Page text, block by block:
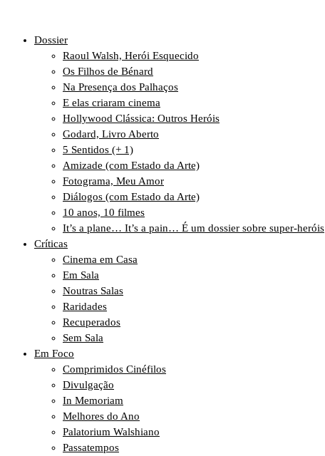
Dossier
Raoul Walsh, Herói Esquecido
Os Filhos de Bénard
Na Presença dos Palhaços
E elas criaram cinema
Hollywood Clássica: Outros Heróis
Godard, Livro Aberto
5 Sentidos (+ 1)
Amizade (com Estado da Arte)
Fotograma, Meu Amor
Diálogos (com Estado da Arte)
10 anos, 10 filmes
It’s a plane… It’s a pain… É um dossier sobre super-heróis
Críticas
Cinema em Casa
Em Sala
Noutras Salas
Raridades
Recuperados
Sem Sala
Em Foco
Comprimidos Cinéfilos
Divulgação
In Memoriam
Melhores do Ano
Palatorium Walshiano
Passatempos